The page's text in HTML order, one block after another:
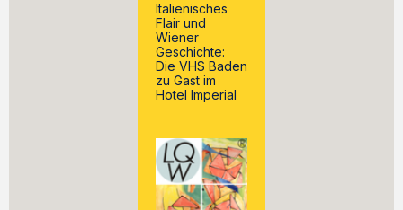
Italienisches
Flair und
Wiener
Geschichte:
Die VHS Baden
zu Gast im
Hotel Imperial